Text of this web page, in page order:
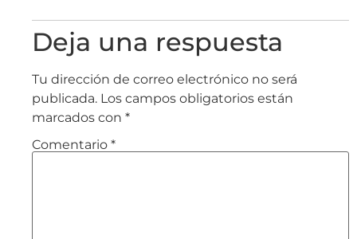
Deja una respuesta
Tu dirección de correo electrónico no será
publicada. Los campos obligatorios están
marcados con *
Comentario *